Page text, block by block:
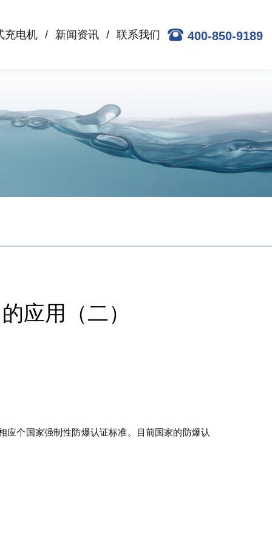
400-850-9189
充电机 新闻资讯 联系我们
应用（二）
应个国家强制性防爆认证标准。目前国家的防爆认